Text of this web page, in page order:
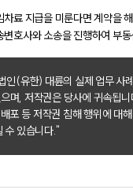
건설부 업무
전체
구성원 소개
부동산전문변호사
료 지급을 미룬다면 계약을
변호사와 소송을 진행하여 부
인(유한) 대륜의 실제 업무 사
며, 저작권은 당사에 귀속됩니
포 등 저작권 침해 행위에 대
수 있습니다."